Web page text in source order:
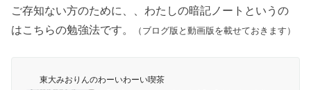
ご存知ない方のために、、わたしの暗記ノートというの
はこちらの勉強法です。
（ブログ版と動画版を載せておきます）
東大みおりんのわーいわーい喫茶